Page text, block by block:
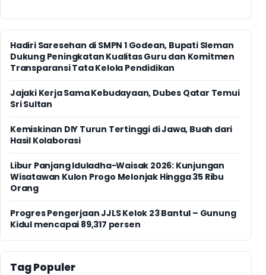
Hadiri Saresehan di SMPN 1 Godean, Bupati Sleman
Dukung Peningkatan Kualitas Guru dan Komitmen
Transparansi Tata Kelola Pendidikan
Jajaki Kerja Sama Kebudayaan, Dubes Qatar Temui
Sri Sultan
Kemiskinan DIY Turun Tertinggi di Jawa, Buah dari
Hasil Kolaborasi
Libur Panjang Iduladha-Waisak 2026: Kunjungan
Wisatawan Kulon Progo Melonjak Hingga 35 Ribu
Orang
Progres Pengerjaan JJLS Kelok 23 Bantul – Gunung
Kidul mencapai 89,317 persen
Tag Populer